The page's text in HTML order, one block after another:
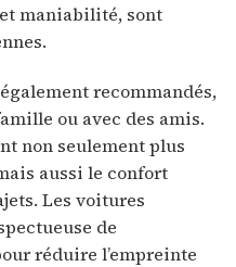
maniabilité, sont
recommandés,
ou avec des amis.
non seulement plus
aussi le confort
Les voitures
de
réduire l’empreinte